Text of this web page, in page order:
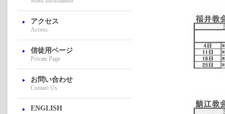
アクセス
Access
信徒用ページ
Private Page
お問い合わせ
Contact Us
ENGLISH